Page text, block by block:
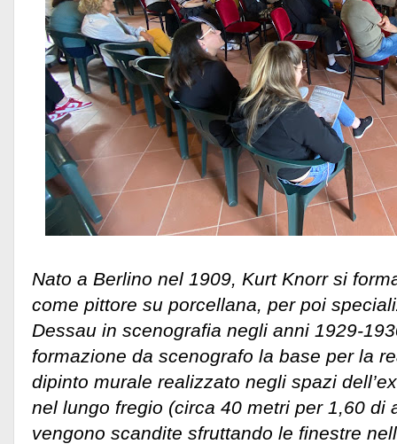
Nato a Berlino nel 1909, Kurt Knorr si
come pittore su porcellana, per poi
Dessau in scenografia negli anni 1929-
formazione da scenografo la base per la
dipinto murale realizzato negli spazi
nel lungo fregio (circa 40 metri per 1,60 di
vengono scandite sfruttando le finestre